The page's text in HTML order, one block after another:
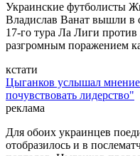
Украинские футболисты
Владислав Ванат вышли в
17-го тура Ла Лиги
разгромным поражением
кстати
Цыганков услышал
почувствовать лидерство"
реклама
Для обоих украинцев
отобразилось и в